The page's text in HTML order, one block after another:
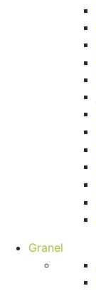
Granel